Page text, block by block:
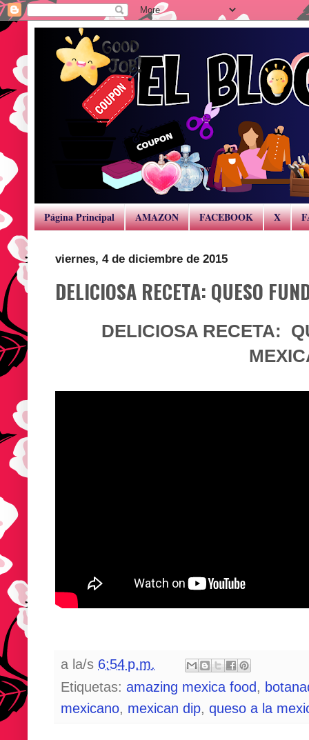
Página Principal AMAZON FACEBOOK X
viernes, 4 de diciembre de 2015
DELICIOSA RECETA: QUESO
DELICIOSA RECETA:
a la/s 6:54 p.m.
Etiquetas: amazing mexica food ,
mexicano, mexican dip, queso a la